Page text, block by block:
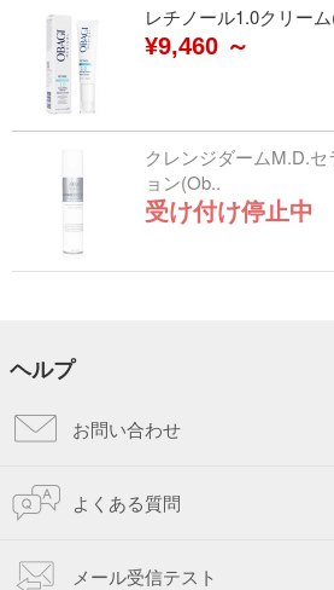
レチノール1.0クリー
¥9,460 ～
クレンジダームM.D.
ョン(Ob..
受け付け停止中
ヘルプ
お問い合わせ
よくある質問
メール受信テスト